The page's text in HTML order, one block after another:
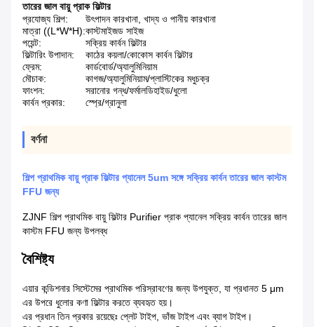
তারের জাল বায়ু প্রাক ফিল্টার
প্রযোজ্য শিল্প:
উৎপাদন কারখানা, খাদ্য ও পানীয় কারখানা
মাত্রা ((L*W*H):কাস্টমাইজড সাইজ
পয়েন্ট:
সক্রিয় কার্বন ফিল্টার
ফিল্টারিং উপাদান:
কাঠের কয়লা/কোকোস কার্বন ফিল্টার
ফ্রেম:
কার্ডবোর্ড/অ্যালুমিনিয়াম
মৌচাক:
কাগজ/অ্যালুমিনিয়াম/প্লাস্টিকের মধুচক্র
ফাংশন:
সরানোর গন্ধ/ফর্মালডিহাইড/ধুলো
কার্বন প্রকার:
স্প্রে/গ্রানুলা
বর্ণনা
শিল্প প্রাথমিক বায়ু প্রাক ফিল্টার প্যানেল 5um সঙ্গে সক্রিয় কার্বন তারের জাল কাস্টম
FFU জন্য
ZJNF শিল্প প্রাথমিক বায়ু ফিল্টার Purifier প্রাক প্যানেল সক্রিয় কার্বন তারের জাল
কাস্টম FFU জন্য উপলব্ধ
বৈশিষ্ট্য
এয়ার কন্ডিশনার সিস্টেমের প্রাথমিক পরিস্রাবণের জন্য উপযুক্ত, যা প্রধানত 5 μm
এর উপরে ধুলোর কণা ফিল্টার করতে ব্যবহৃত হয়।
এর প্রধান তিন প্রকার রয়েছেঃ প্লেট টাইপ, ভাঁজ টাইপ এবং ব্যাগ টাইপ।